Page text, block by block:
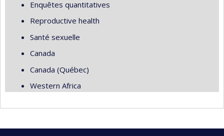
Enquêtes quantitatives
Reproductive health
Santé sexuelle
Canada
Canada (Québec)
Western Africa